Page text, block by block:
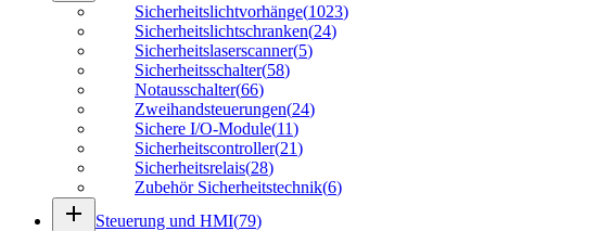
Sicherheitslichtvorhänge(1023)
Sicherheitslichtschranken(24)
Sicherheitslaserscanner(5)
Sicherheitsschalter(58)
Notausschalter(66)
Zweihandsteuerungen(24)
Sichere I/O-Module(11)
Sicherheitscontroller(21)
Sicherheitsrelais(28)
Zubehör Sicherheitstechnik(6)
add Steuerung und HMI(79)